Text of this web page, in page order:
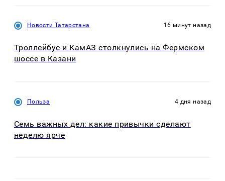
Новости Татарстана 16 минут назад
Троллейбус и КамАЗ столкнулись на Фермском
шоссе в Казани
Польза 4 дня назад
Семь важных дел: какие привычки сделают
неделю ярче